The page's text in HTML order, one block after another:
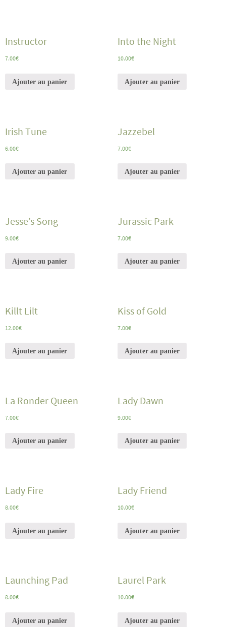
Instructor
7.00€
Ajouter au panier
Into the Night
10.00€
Ajouter au panier
Irish Tune
6.00€
Ajouter au panier
Jazzebel
7.00€
Ajouter au panier
Jesse’s Song
9.00€
Ajouter au panier
Jurassic Park
7.00€
Ajouter au panier
Killt Lilt
12.00€
Ajouter au panier
Kiss of Gold
7.00€
Ajouter au panier
La Ronder Queen
7.00€
Ajouter au panier
Lady Dawn
9.00€
Ajouter au panier
Lady Fire
8.00€
Ajouter au panier
Lady Friend
10.00€
Ajouter au panier
Launching Pad
8.00€
Ajouter au panier
Laurel Park
10.00€
Ajouter au panier